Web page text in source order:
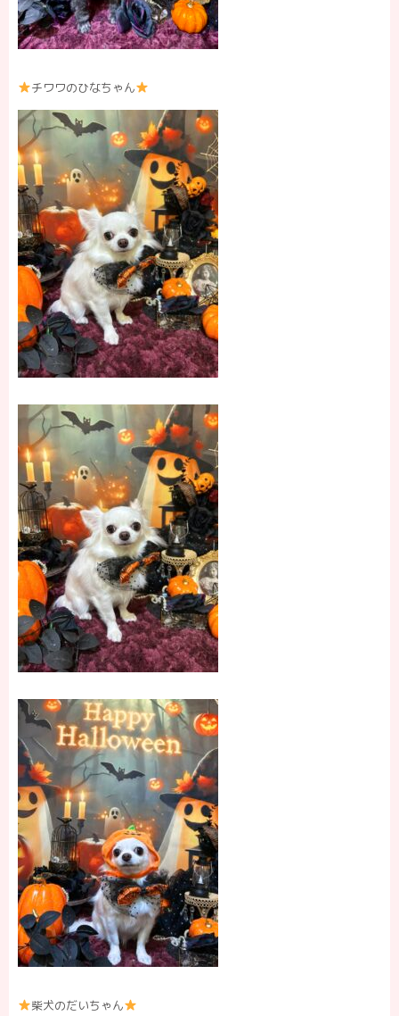
チワワのひなちゃん
柴犬のだいちゃん